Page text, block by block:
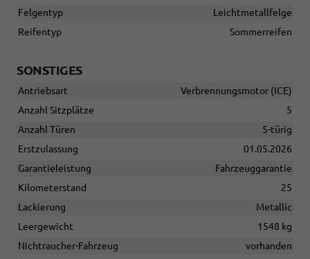
Felgentyp
Leichtmetallfelge
Reifentyp
Sommerreifen
SONSTIGES
Antriebsart
Verbrennungsmotor (ICE)
Anzahl Sitzplätze
5
Anzahl Türen
5-türig
Erstzulassung
01.05.2026
Garantieleistung
Fahrzeuggarantie
Kilometerstand
25
Lackierung
Metallic
Leergewicht
1548 kg
Nichtraucher-Fahrzeug
vorhanden